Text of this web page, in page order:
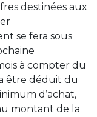
destinées aux
se fera sous
à compter du
être déduit du
d’achat,
montant de la